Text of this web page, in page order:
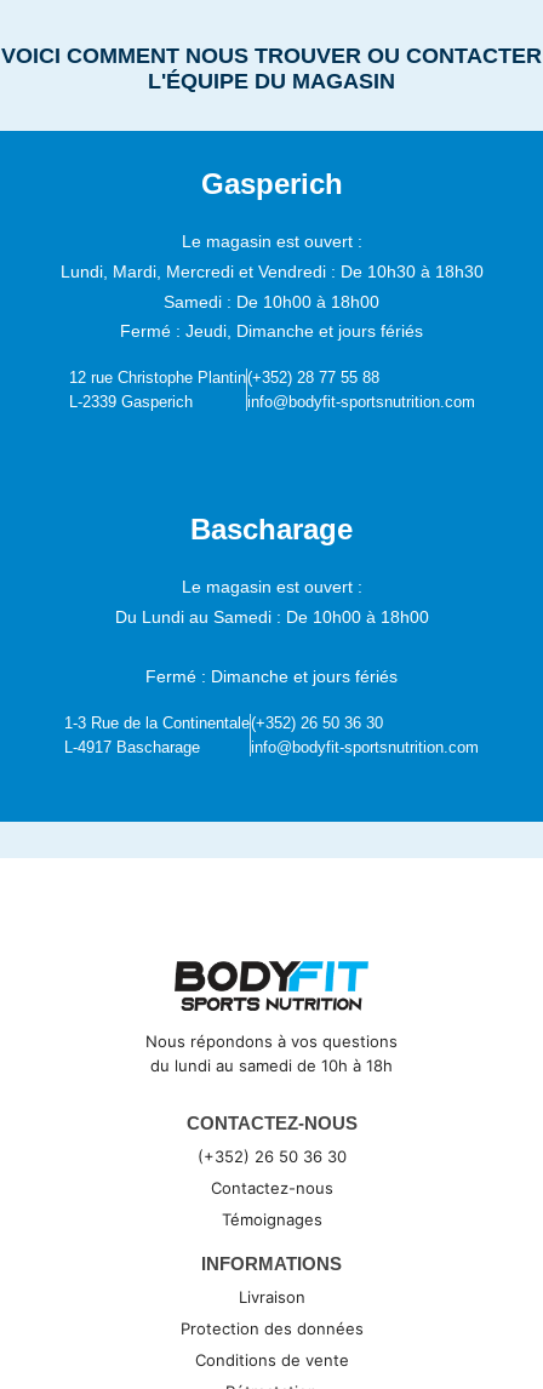
VOICI COMMENT NOUS TROUVER OU CONTACTER
L'ÉQUIPE DU MAGASIN
Gasperich
Le magasin est ouvert :
Lundi, Mardi, Mercredi et Vendredi : De 10h30 à 18h30
Samedi : De 10h00 à 18h00
Fermé : Jeudi, Dimanche et jours fériés
12 rue Christophe Plantin
L-2339 Gasperich
(+352) 28 77 55 88
info@bodyfit-sportsnutrition.com
Bascharage
Le magasin est ouvert :
Du Lundi au Samedi : De 10h00 à 18h00
Fermé : Dimanche et jours fériés
1-3 Rue de la Continentale
L-4917 Bascharage
(+352) 26 50 36 30
info@bodyfit-sportsnutrition.com
Nous répondons à vos questions
du lundi au samedi de 10h à 18h
CONTACTEZ-NOUS
(+352) 26 50 36 30
Contactez-nous
Témoignages
INFORMATIONS
Livraison
Protection des données
Conditions de vente